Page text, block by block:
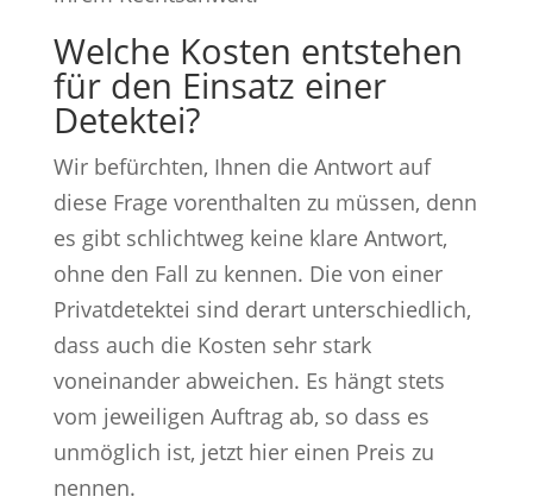
Welche Kosten entstehen
für den Einsatz einer
Detektei?
Wir befürchten, Ihnen die Antwort auf
diese Frage vorenthalten zu müssen, denn
es gibt schlichtweg keine klare Antwort,
ohne den Fall zu kennen. Die von einer
Privatdetektei sind derart unterschiedlich,
dass auch die Kosten sehr stark
voneinander abweichen. Es hängt stets
vom jeweiligen Auftrag ab, so dass es
unmöglich ist, jetzt hier einen Preis zu
nennen.